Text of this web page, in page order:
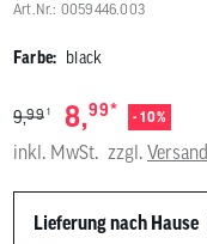
Art.Nr.: 0059446.003
Farbe: black
9,99 1 8,99* - 10%
inkl. MwSt. zzgl. Versand
Lieferung nach Hause